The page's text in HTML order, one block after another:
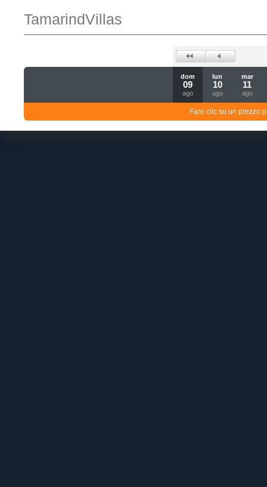
TamarindVillas
dom
09
ago
lun
10
ago
mar
11
ago
Fare clic su un prezzo